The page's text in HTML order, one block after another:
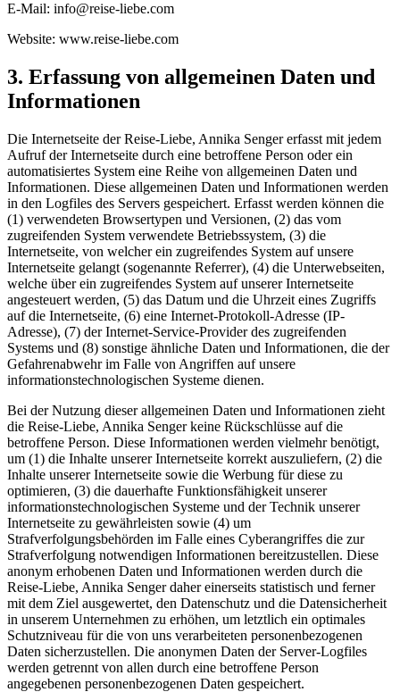
E-Mail: info@reise-liebe.com
Website: www.reise-liebe.com
3. Erfassung von allgemeinen Daten und
Informationen
Die Internetseite der Reise-Liebe, Annika Senger erfasst mit jedem
Aufruf der Internetseite durch eine betroffene Person oder ein
automatisiertes System eine Reihe von allgemeinen Daten und
Informationen. Diese allgemeinen Daten und Informationen werden
in den Logfiles des Servers gespeichert. Erfasst werden können die
(1) verwendeten Browsertypen und Versionen, (2) das vom
zugreifenden System verwendete Betriebssystem, (3) die
Internetseite, von welcher ein zugreifendes System auf unsere
Internetseite gelangt (sogenannte Referrer), (4) die Unterwebseiten,
welche über ein zugreifendes System auf unserer Internetseite
angesteuert werden, (5) das Datum und die Uhrzeit eines Zugriffs
auf die Internetseite, (6) eine Internet-Protokoll-Adresse (IP-
Adresse), (7) der Internet-Service-Provider des zugreifenden
Systems und (8) sonstige ähnliche Daten und Informationen, die der
Gefahrenabwehr im Falle von Angriffen auf unsere
informationstechnologischen Systeme dienen.
Bei der Nutzung dieser allgemeinen Daten und Informationen zieht
die Reise-Liebe, Annika Senger keine Rückschlüsse auf die
betroffene Person. Diese Informationen werden vielmehr benötigt,
um (1) die Inhalte unserer Internetseite korrekt auszuliefern, (2) die
Inhalte unserer Internetseite sowie die Werbung für diese zu
optimieren, (3) die dauerhafte Funktionsfähigkeit unserer
informationstechnologischen Systeme und der Technik unserer
Internetseite zu gewährleisten sowie (4) um
Strafverfolgungsbehörden im Falle eines Cyberangriffes die zur
Strafverfolgung notwendigen Informationen bereitzustellen. Diese
anonym erhobenen Daten und Informationen werden durch die
Reise-Liebe, Annika Senger daher einerseits statistisch und ferner
mit dem Ziel ausgewertet, den Datenschutz und die Datensicherheit
in unserem Unternehmen zu erhöhen, um letztlich ein optimales
Schutzniveau für die von uns verarbeiteten personenbezogenen
Daten sicherzustellen. Die anonymen Daten der Server-Logfiles
werden getrennt von allen durch eine betroffene Person
angegebenen personenbezogenen Daten gespeichert.